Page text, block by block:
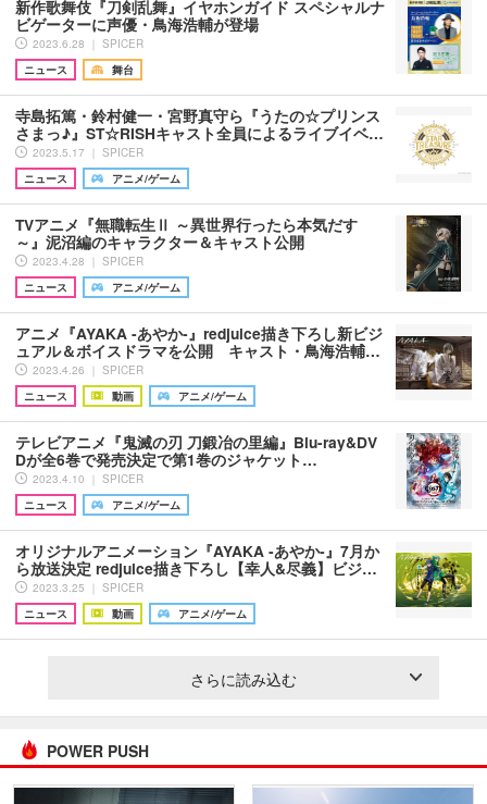
新作歌舞伎『刀剣乱舞』イヤホンガイド スペシャルナ
ビゲーターに声優・鳥海浩輔が登場
2023.6.28 ｜ SPICER
ニュース
舞台
寺島拓篤・鈴村健一・宮野真守ら『うたの☆プリンス
さまっ♪』ST☆RISHキャスト全員によるライブイベ…
2023.5.17 ｜ SPICER
ニュース
アニメ/ゲーム
TVアニメ『無職転生Ⅱ ～異世界行ったら本気だす
～』泥沼編のキャラクター＆キャスト公開
2023.4.28 ｜ SPICER
ニュース
アニメ/ゲーム
アニメ『AYAKA ‐あやか‐』redjuice描き下ろし新ビジ
ュアル＆ボイスドラマを公開 キャスト・鳥海浩輔…
2023.4.26 ｜ SPICER
ニュース
動画 アニメ/ゲーム
テレビアニメ『鬼滅の刃 刀鍛冶の里編』Blu-ray&DV
Dが全6巻で発売決定で第1巻のジャケット…
2023.4.10 ｜ SPICER
ニュース
アニメ/ゲーム
オリジナルアニメーション『AYAKA ‐あやか‐』7月か
ら放送決定 redjuice描き下ろし【幸人&尽義】ビジ…
2023.3.25 ｜ SPICER
ニュース
動画 アニメ/ゲーム
さらに読み込む
POWER PUSH